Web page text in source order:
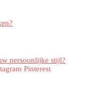
persoonlijke stijl?
Pinterest